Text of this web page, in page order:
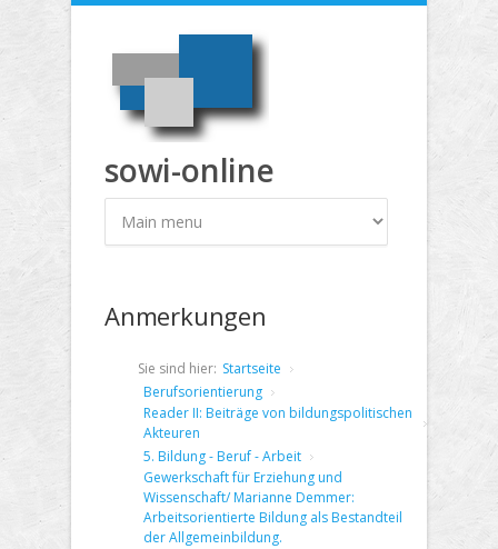
Direkt zum Inhalt
sowi-online
Anmerkungen
Sie sind hier: Startseite
Berufsorientierung
Reader II: Beiträge von bildungspolitischen
Akteuren
5. Bildung - Beruf - Arbeit
Gewerkschaft für Erziehung und
Wissenschaft/ Marianne Demmer:
Arbeitsorientierte Bildung als Bestandteil
der Allgemeinbildung.